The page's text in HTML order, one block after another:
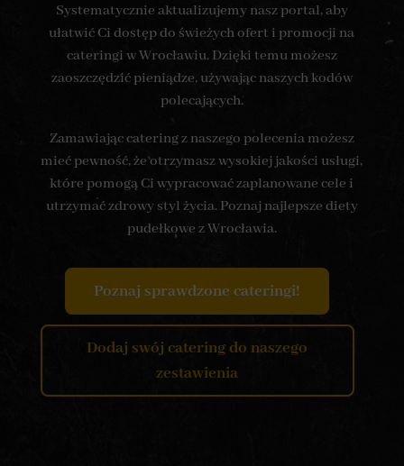
Systematycznie aktualizujemy nasz portal, aby
ułatwić Ci dostęp do świeżych ofert i promocji na
cateringi w Wrocławiu. Dzięki temu możesz
zaoszczędzić pieniądze, używając naszych kodów
polecających.
Zamawiając catering z naszego polecenia możesz
mieć pewność, że otrzymasz wysokiej jakości usługi,
które pomogą Ci wypracować zaplanowane cele i
utrzymać zdrowy styl życia. Poznaj najlepsze diety
pudełkowe z Wrocławia.
Poznaj sprawdzone cateringi!
Dodaj swój catering do naszego
zestawienia